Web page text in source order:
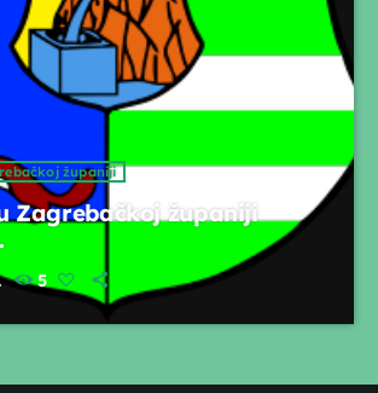
županiji
Zagrebačkoj županiji
5